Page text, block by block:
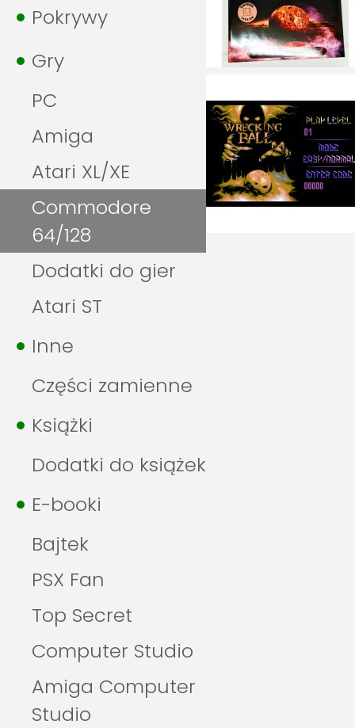
Pokrywy
Gry
PC
Amiga
Atari XL/XE
Commodore
64/128
Dodatki do gier
Atari ST
Inne
Części zamienne
Książki
Dodatki do książek
E-booki
Bajtek
PSX Fan
Top Secret
Computer Studio
Amiga Computer
Studio